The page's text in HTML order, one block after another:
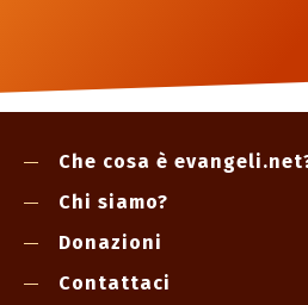
Che cosa è
Chi siamo?
Donazioni
Contattaci